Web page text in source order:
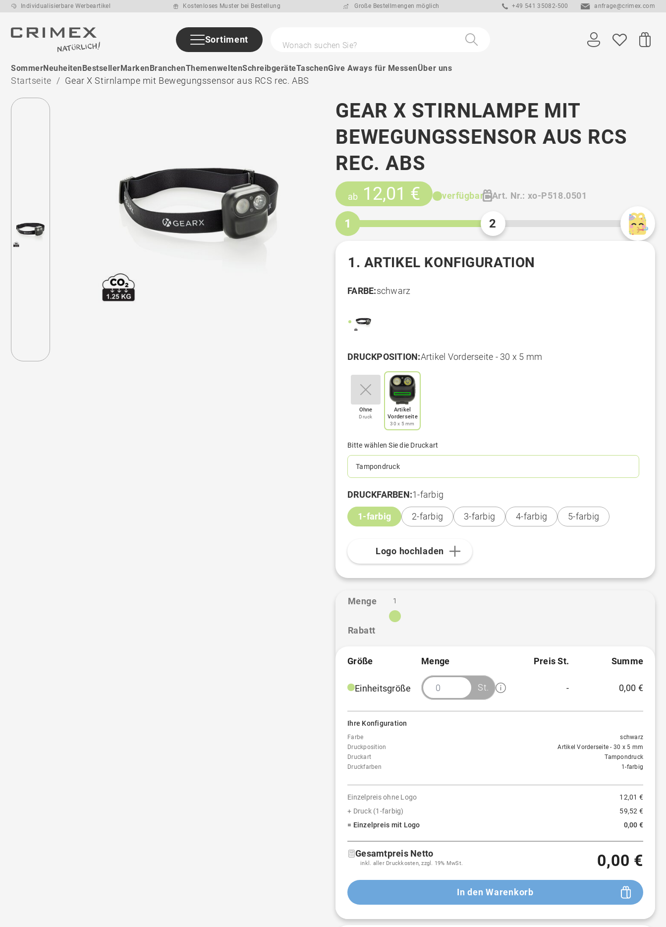
Individualisierbare Werbeartikel Kostenloses Muster bei Bestellung Große Bestellmengen möglich +49 541 35082-500 anfrage@crimex.com
Sortiment
Wonach suchen Sie?
SommerNeuheitenBestsellerMarkenBranchenThemenweltenSchreibgeräteTaschenGive Aways für MessenÜber uns
Startseite Gear X Stirnlampe mit Bewegungssensor aus RCS rec. ABS
Arbeitstage
nach
Druckfreigabe
GEAR X STIRNLAMPE MIT
BEWEGUNGSSENSOR AUS RCS
REC. ABS
ab 12,01 € verfügbar Art. Nr.: xo-P518.0501
1 2
1. ARTIKEL KONFIGURATION
FARBE:schwarz
DRUCKPOSITION:Artikel Vorderseite - 30 x 5 mm
Ohne
Druck
Artikel
Vorderseite
30 x 5 mm
Bitte wählen Sie die Druckart
Tampondruck
DRUCKFARBEN:1-farbig
1-farbig 2-farbig 3-farbig 4-farbig 5-farbig
Logo hochladen
Menge
Rabatt
1
Größe Menge Preis St. Summe
Einheitsgröße St. - 0,00 €
Ihre Konfiguration
Farbe
schwarz
Druckposition
Artikel Vorderseite - 30 x 5 mm
Druckart
Tampondruck
Druckfarben
1-farbig
Einzelpreis ohne Logo
12,01 €
+ Druck (1-farbig)
59,52 €
= Einzelpreis mit Logo
0,00 €
Gesamtpreis Netto
inkl. aller Druckkosten, zzgl. 19% MwSt. 0,00 €
In den Warenkorb